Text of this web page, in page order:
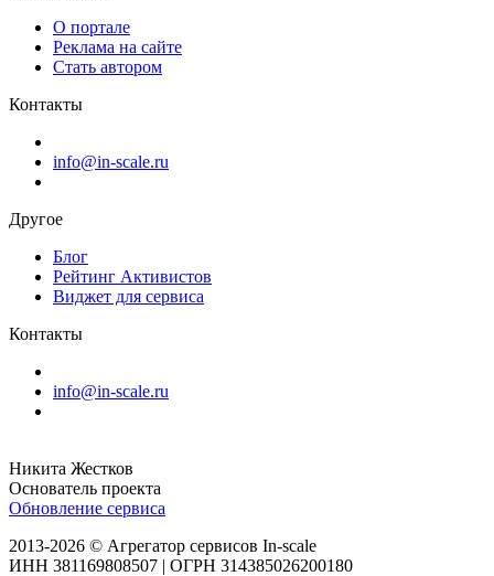
О портале
Реклама на сайте
Стать автором
Контакты
info@in-scale.ru
Другое
Блог
Рейтинг Активистов
Виджет для сервиса
Контакты
info@in-scale.ru
Никита Жестков
Основатель проекта
Обновление сервиса
2013-2026 © Агрегатор сервисов In-scale
ИНН 381169808507 | ОГРН 314385026200180